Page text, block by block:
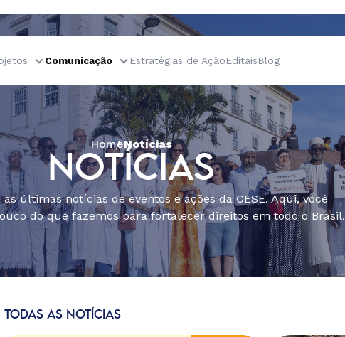
Comunicação Estratégias de AçãoEditaisBlog
HomeNotícias
NOTÍCIAS
últimas notícias de eventos e ações da CESE. Aqui, você
do que fazemos para fortalecer direitos em todo o Brasil.
TODAS AS NOTÍCIAS